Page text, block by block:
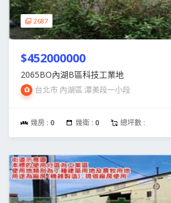
2687
$452000000
2065BO內湖B區科技工業地
台北市 內湖區 潭美段一小段
幾房 : 0 幾衛 : 0 總坪數 :